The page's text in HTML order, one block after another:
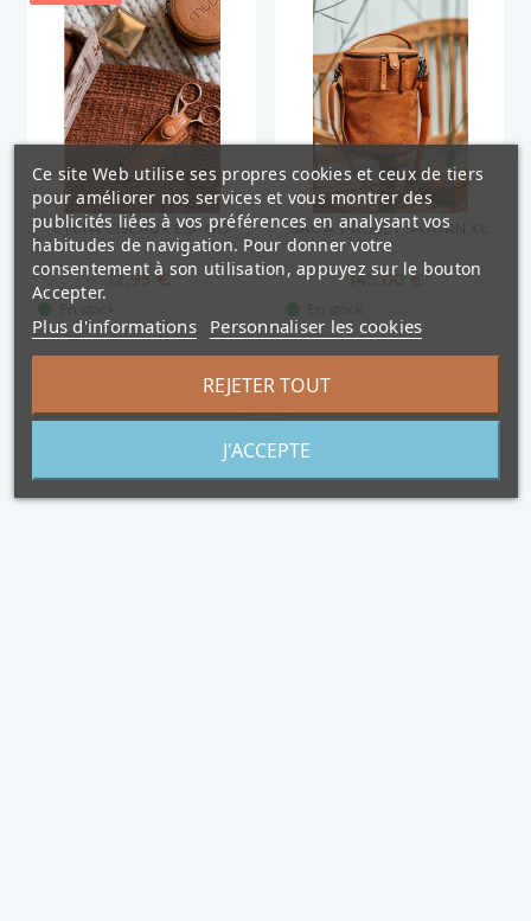
ETUI À CISEAUX ESPOO
12,95 €
En stock
SAC À PROJET SATURN XL
145,00 €
CHOISISSEZ UNE
Ce site Web utilise ses propres cookies et ceux de tiers
pour améliorer nos services et vous montrer des
publicités liées à vos préférences en analysant vos
habitudes de navigation. Pour donner votre
consentement à son utilisation, appuyez sur le bouton
Accepter.
Plus d'informations Personnaliser les cookies
REJETER TOUT
J'ACCEPTE